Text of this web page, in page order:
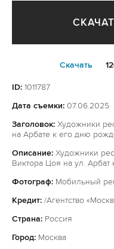
Cкачать
ID: 1011787
Дата съемки: 07.06.2025
Заголовок: Художники
на Арбате к его дню
Описание: Художники
Виктора Цоя на ул.
Фотограф: Мобильный
Кредит: /Агентство
Страна: Россия
Город: Москва